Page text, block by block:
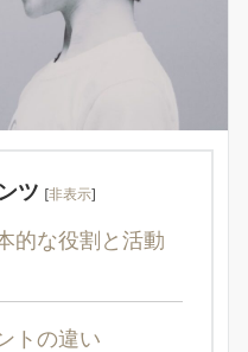
ツ [非表示]
的な役割と活動
トの違い